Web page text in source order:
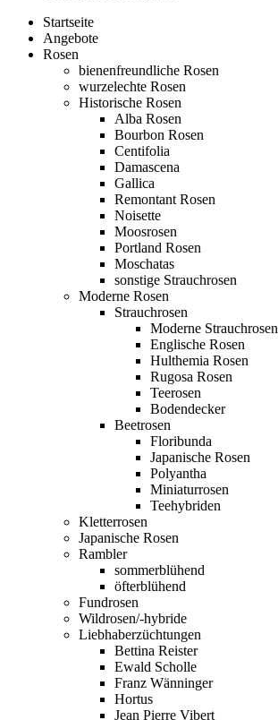
Startseite
Angebote
Rosen
bienenfreundliche Rosen
wurzelechte Rosen
Historische Rosen
Alba Rosen
Bourbon Rosen
Centifolia
Damascena
Gallica
Remontant Rosen
Noisette
Moosrosen
Portland Rosen
Moschatas
sonstige Strauchrosen
Moderne Rosen
Strauchrosen
Moderne Strauchrosen
Englische Rosen
Hulthemia Rosen
Rugosa Rosen
Teerosen
Bodendecker
Beetrosen
Floribunda
Japanische Rosen
Polyantha
Miniaturrosen
Teehybriden
Kletterrosen
Japanische Rosen
Rambler
sommerblühend
öfterblühend
Fundrosen
Wildrosen/-hybride
Liebhaberzüchtungen
Bettina Reister
Ewald Scholle
Franz Wänninger
Hortus
Jean Pierre Vibert